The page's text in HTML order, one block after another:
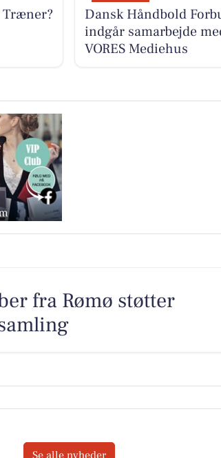
Træner?
Dansk Håndbold
indgår samarbejde
VORES Mediehus
fra Rømø støtter
Se alle nyheder